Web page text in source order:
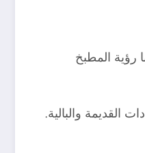
رؤية المطبخ
القديمة والبالية.